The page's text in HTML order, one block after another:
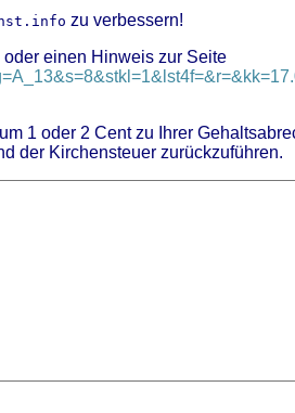
zu verbessern!
einen Hinweis zur Seite
1 oder 2 Cent zu Ihrer
der Kirchensteuer zurückzuführen.